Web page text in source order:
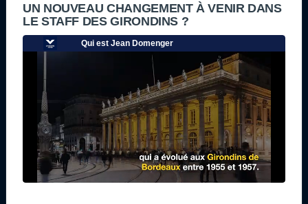
UN NOUVEAU CHANGEMENT À VENIR DANS
LE STAFF DES GIRONDINS ?